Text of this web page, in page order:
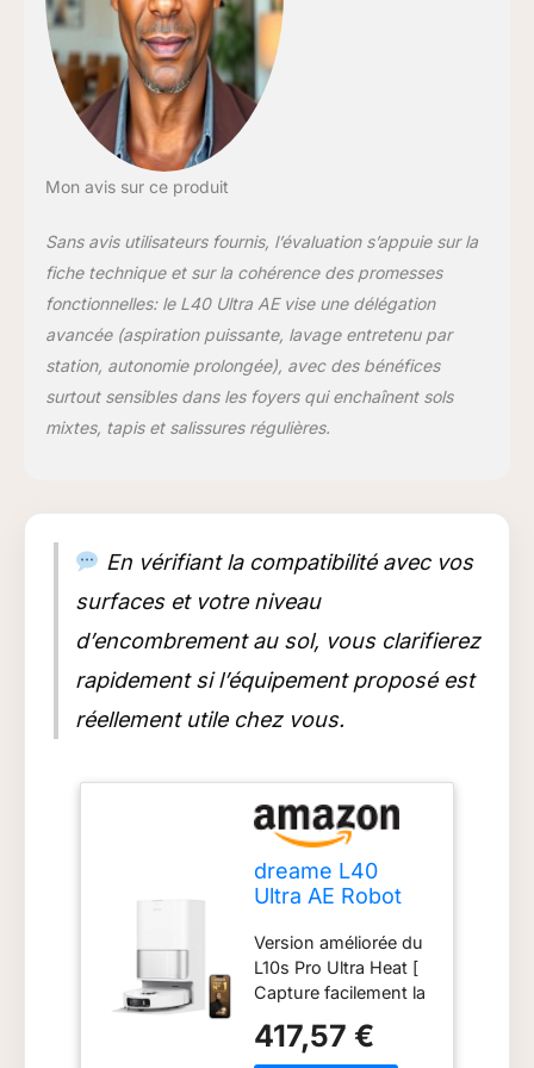
saletés ] Le robot
aspirateur s'adapte à
de nombreuses
situations grâce à
une brosse en
cheveux longs pour
qu'ils ne s'emmêlent
pas, et la brosse en
caoutchouc relevable
recueille les gros
débris des
moquettes [
Élimination des
confinés] Grâce à la
MopExtend, le robot
autour des pieds de
meubles, sur les
interstices et près
des bords pour une
Évite jusqu'à 120
Grâce au système
Smart
3DAdaptObstacle
Avoidance, ce robot
aspirateur navigue
avec précision dans
toute la maison,
évitant les
chaussures, câbles,
chaussettes, etc.
Ainsi, vous n'aurez
pas à vous soucier
Mon avis sur ce produit
Sans avis utilisateurs fournis, l’évaluation s’appuie sur la
fiche technique et sur la cohérence des promesses
fonctionnelles: le L40 Ultra AE vise une délégation
avancée (aspiration puissante, lavage entretenu par
station, autonomie prolongée), avec des bénéfices
surtout sensibles dans les foyers qui enchaînent sols
mixtes, tapis et salissures régulières.
En vérifiant la compatibilité avec vos
surfaces et votre niveau
d’encombrement au sol, vous clarifierez
rapidement si l’équipement proposé est
réellement utile chez vous.
dreame L40
Ultra AE Robot
000 Pa
Aspiration
Puissante
Version améliorée du
L10s Pro Ultra Heat [
Capture facilement la
gros débris ] La
417,57 €